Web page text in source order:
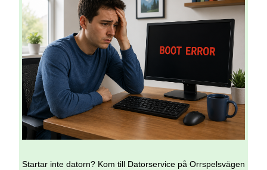
Startar inte datorn? Kom till Datorservice på Orrspelsvägen